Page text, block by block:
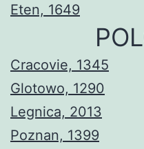
Eten, 1649
Cracovie, 1345
Glotowo, 1290
Legnica, 2013
Poznan, 1399